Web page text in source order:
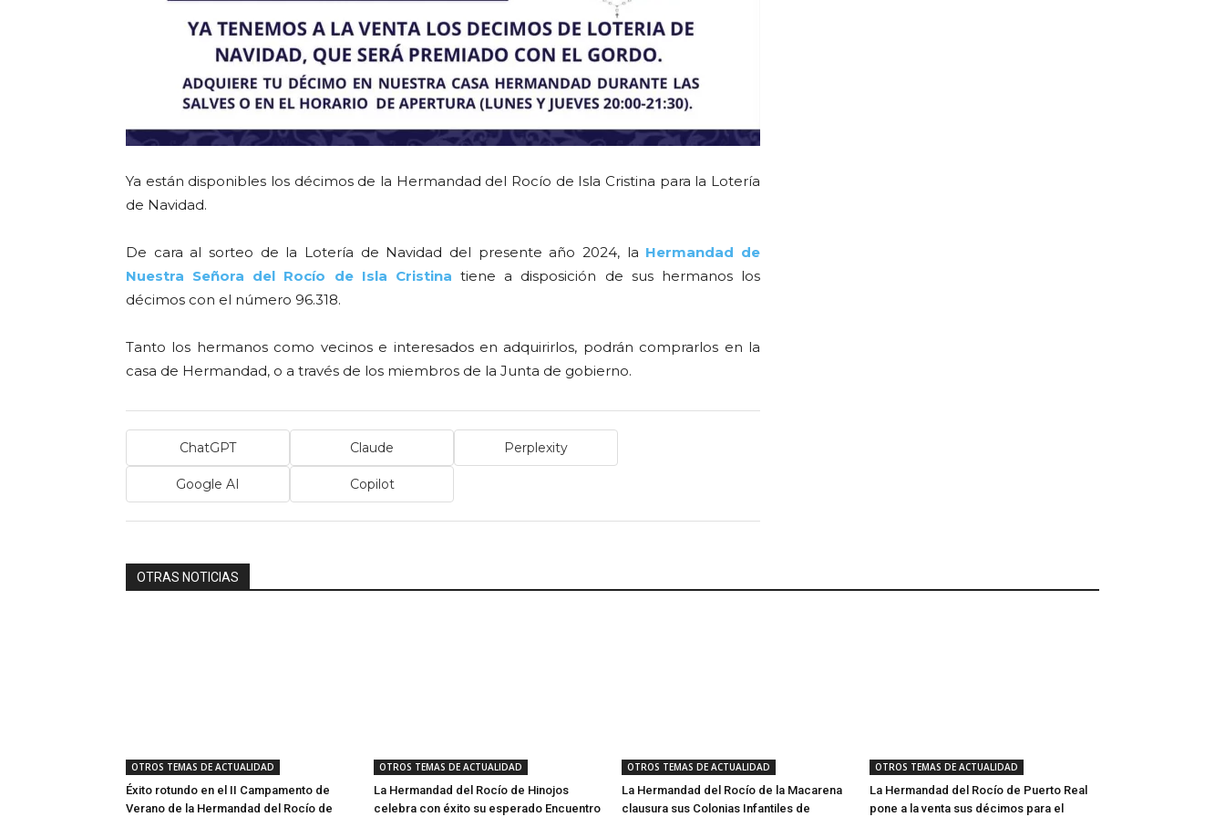
Ya están disponibles los décimos de la Hermandad del Rocío de Isla Cristina para la Lotería
de Navidad.
De cara al sorteo de la Lotería de Navidad del presente año 2024, la Hermandad de
Nuestra Señora del Rocío de Isla Cristina tiene a disposición de sus hermanos los
décimos con el número 96.318.
Tanto los hermanos como vecinos e interesados en adquirirlos, podrán comprarlos en la
casa de Hermandad, o a través de los miembros de la Junta de gobierno.
ChatGPT Claude Perplexity
Google AI Copilot
OTRAS NOTICIAS
OTROS TEMAS DE ACTUALIDAD
Éxito rotundo en el II Campamento de
Verano de la Hermandad del Rocío de
OTROS TEMAS DE ACTUALIDAD
La Hermandad del Rocío de Hinojos
celebra con éxito su esperado Encuentro
OTROS TEMAS DE ACTUALIDAD
La Hermandad del Rocío de la Macarena
clausura sus Colonias Infantiles de
OTROS TEMAS DE ACTUALIDAD
La Hermandad del Rocío de Puerto Real
pone a la venta sus décimos para el